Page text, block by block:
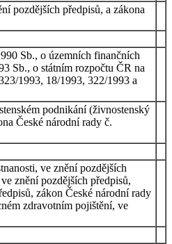
pozdějších předpisů, a zákona
Sb., o územních finančních
Sb., o státním rozpočtu ČR na
1993, 18/1993, 322/1993 a
podnikání (živnostenský
České národní rady č.
ve znění pozdějších
znění pozdějších předpisů,
zákon České národní rady
zdravotním pojištění, ve